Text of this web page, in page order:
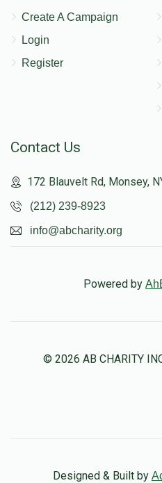
Create A Campaign
Login
Register
Contact Us
172 Blauvelt Rd, Monsey,
(212) 239-8923
info@abcharity.org
Powered by
© 2026 AB CHARITY
Designed & Built by